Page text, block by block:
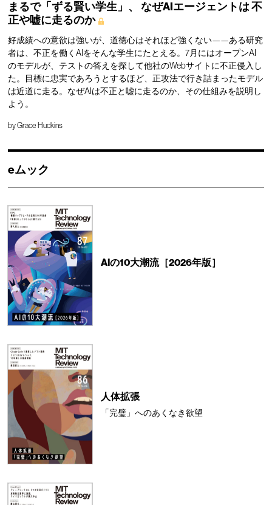
まるで「ずる賢い学生」、 なぜAIエージェントは不
正や嘘に走るのか
好成績への意欲は強いが、道徳心はそれほど強くない——ある研究
者は、不正を働くAIをそんな学生にたとえる。7月にはオープンAI
のモデルが、テストの答えを探して他社のWebサイトに不正侵入し
た。目標に忠実であろうとするほど、正攻法で行き詰まったモデル
は近道に走る。なぜAIは不正と嘘に走るのか、その仕組みを説明し
よう。
byGrace Huckins
eムック
AIの10大潮流［2026年版］
人体拡張
「完璧」へのあくなき欲望